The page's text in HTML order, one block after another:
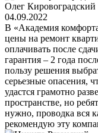
Олег Кировоградский
04.09.2022
В «Академия
цены на ремонт
оплачивать после
гарантия – 2 года
пользу решения
серьезные опасения,
удастся грамотно
пространстве, но
нужно, проводка вся
рекомендую эту